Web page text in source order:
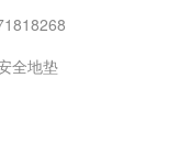
全地垫